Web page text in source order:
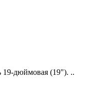
19-дюймовая (19"). ..